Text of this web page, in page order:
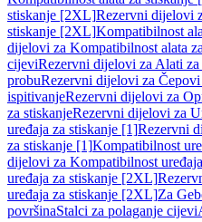
stiskanje [2XL]Rezervni dijelovi
stiskanje [2XL]Kompatibilnost
dijelovi za Kompatibilnost alata
cijeviRezervni dijelovi za Alati
probuRezervni dijelovi za
ispitivanjeRezervni dijelovi za
za stiskanjeRezervni dijelovi za
uređaja za stiskanje [1]Rezervni
za stiskanje [1]Kompatibilnost
dijelovi za Kompatibilnost
uređaja za stiskanje [2XL]
uređaja za stiskanje [2XL]Za
površinaStalci za polaganje cijevi